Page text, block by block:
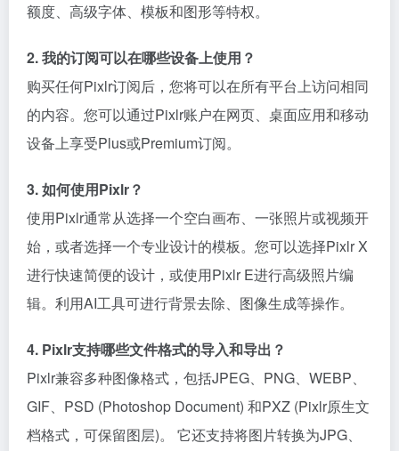
额度、高级字体、模板和图形等特权。
2. 我的订阅可以在哪些设备上使用？
购买任何Pixlr订阅后，您将可以在所有平台上访问相同
的内容。您可以通过Pixlr账户在网页、桌面应用和移动
设备上享受Plus或Premium订阅。
3. 如何使用Pixlr？
使用Pixlr通常从选择一个空白画布、一张照片或视频开
始，或者选择一个专业设计的模板。您可以选择Pixlr X
进行快速简便的设计，或使用Pixlr E进行高级照片编
辑。利用AI工具可进行背景去除、图像生成等操作。
4. Pixlr支持哪些文件格式的导入和导出？
Pixlr兼容多种图像格式，包括JPEG、PNG、WEBP、
GIF、PSD (Photoshop Document) 和PXZ (Pixlr原生文
档格式，可保留图层)。 它还支持将图片转换为JPG、